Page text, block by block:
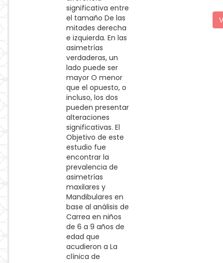
significativa entre
el tamaño De las
mitades derecha
e izquierda. En las
asimetrías
verdaderas, un
lado puede ser
mayor O menor
que el opuesto, o
incluso, los dos
pueden presentar
alteraciones
significativas. El
Objetivo de este
estudio fue
encontrar la
prevalencia de
asimetrías
maxilares y
Mandibulares en
base al análisis de
Carrea en niños
de 6 a 9 años de
edad que
acudieron a La
clínica de